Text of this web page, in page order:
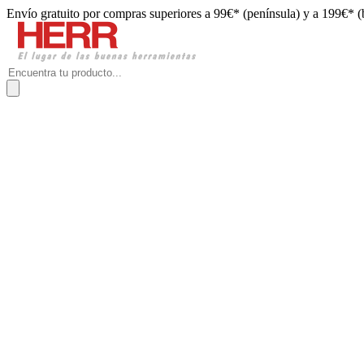
Envío gratuito por compras superiores a 99€* (península) y a 199€*